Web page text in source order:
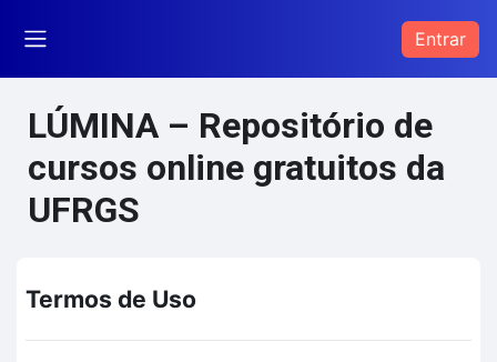
Entrar
LÚMINA – Repositório de
cursos online gratuitos da
UFRGS
Termos de Uso